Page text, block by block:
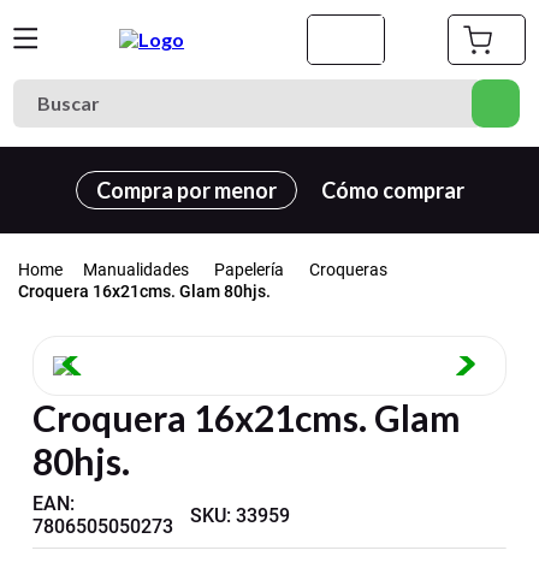
Buscar
Compra por menor Cómo comprar
Manualidades Papelería
Croqueras
Croquera 16x21cms. Glam 80hjs.
Croquera 16x21cms. Glam
80hjs.
EAN:
7806505050273
SKU:33959
Términos más buscados
cuaderno
3. goma eva
5.
6. estuche
7. harry potter
8.